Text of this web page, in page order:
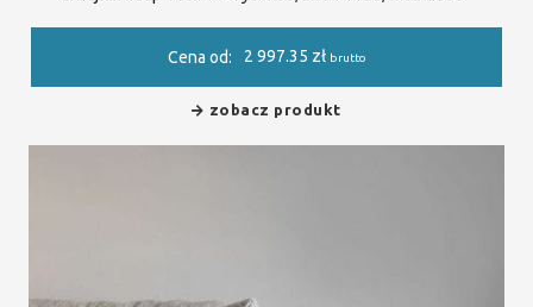
Cena od: 2 997.35 zł brutto
zobacz produkt